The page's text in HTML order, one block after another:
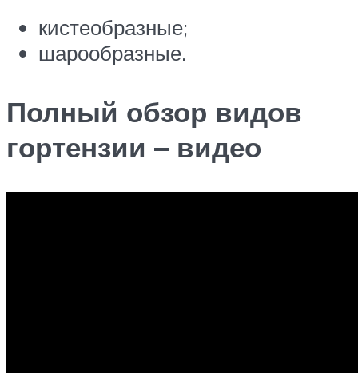
кистеобразные;
шарообразные.
Полный обзор видов
гортензии – видео